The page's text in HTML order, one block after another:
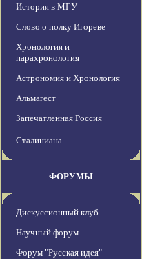
История в МГУ
Слово о полку Игореве
Хронология и
парахронология
Астрономия и Хронология
Альмагест
Запечатленная Россия
Сталиниана
ФОРУМЫ
Дискуссионный клуб
Научный форум
Форум "Русская идея"